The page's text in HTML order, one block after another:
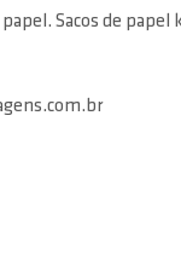
papel. Sacos de